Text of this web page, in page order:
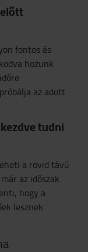
fontos és
hozunk
az adott
tudni
a rövid távú
az időszak
hogy a
lesznek.